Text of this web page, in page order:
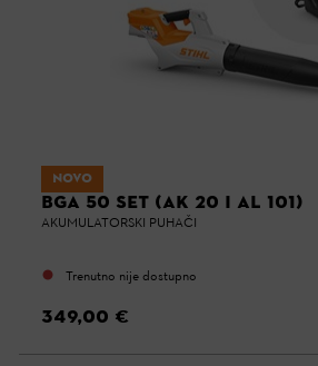
NOVO
BGA 50 SET (AK 20 I AL 101)
AKUMULATORSKI PUHAČI
Trenutno nije dostupno
349,00 €